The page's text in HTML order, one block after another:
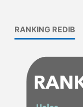
RANKING REDIB